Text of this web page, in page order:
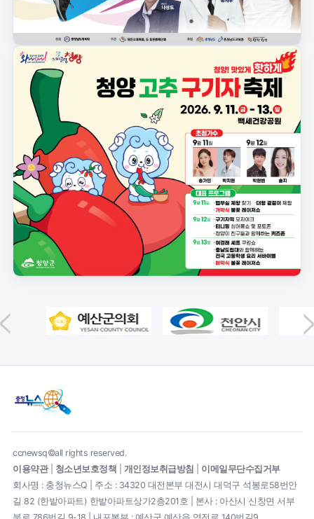
ccnewsq©all rights reserved.
이용약관| 청소년보호정책 개인정보취급방침
이메일무단수집거부
회사명 : 충청뉴스Q | 주소 : 34320 대전본부 대전시 대덕구 석봉로58번안
길 82 (한밭아파트) 한밭아파트상가2층201호 | 본사 : 아산시 신창면 서부